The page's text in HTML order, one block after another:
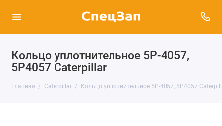
Кольцо уплотнительное 5P-4057,
5P4057 Caterpillar
Главная Caterpillar Кольцо уплотнительное 5P-4057, 5P4057